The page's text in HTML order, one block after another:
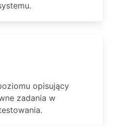
opisujący
zadania w